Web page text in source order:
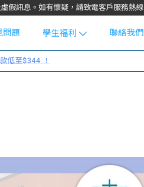
假訊息。如有懷疑，請致電客戶服務熱線
問題
學生福利
uFinance 校
園贊助
聯絡我們
低至$344 ！